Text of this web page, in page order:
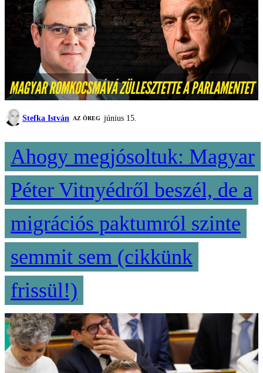
Stefka István AZ ÖREG június 15.
Ahogy megjósoltuk: Magyar
Péter Vitnyédről beszél, de a
migrációs paktumról szinte
semmit sem (cikkünk
frissül!)